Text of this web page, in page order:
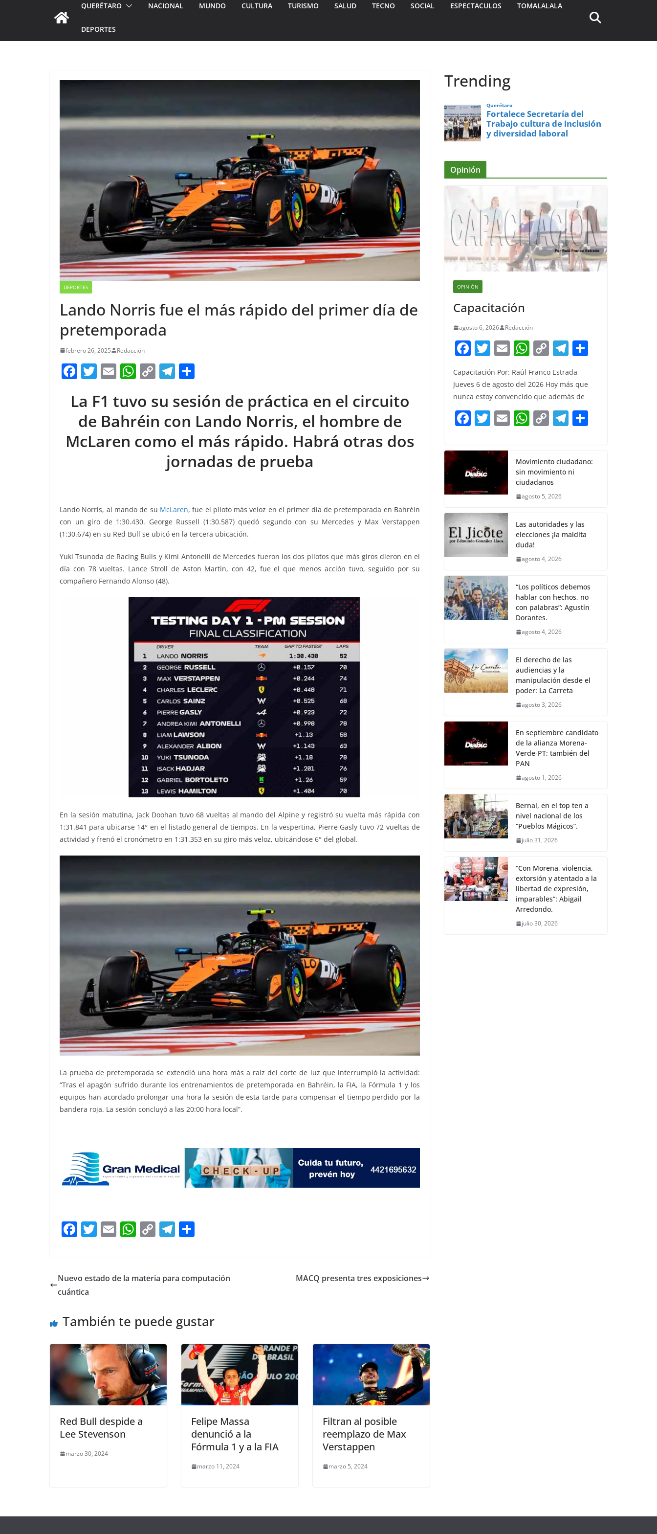
QUERÉTARO NACIONAL MUNDO CULTURA TURISMO SALUD TECNO SOCIAL ESPECTACULOS TOMALALALA
DEPORTES
DEPORTES
Lando Norris fue el más rápido del primer día de
pretemporada
febrero 26, 2025 Redacción
F
a
c
e
b
o
T
w
itt
er
E
m
ai
l
W
h
at
s
A
p
C
o
p
y
Li
n
T
el
e
gr
a
m
ar
e
La F1 tuvo su sesión de práctica en el circuito
de Bahréin con Lando Norris, el hombre de
McLaren como el más rápido. Habrá otras dos
jornadas de prueba
Lando Norris, al mando de su McLaren, fue el piloto más veloz en el primer día de pretemporada en Bahréin
con un giro de 1:30.430. George Russell (1:30.587) quedó segundo con su Mercedes y Max Verstappen
(1:30.674) en su Red Bull se ubicó en la tercera ubicación.
Yuki Tsunoda de Racing Bulls y Kimi Antonelli de Mercedes fueron los dos pilotos que más giros dieron en el
día con 78 vueltas. Lance Stroll de Aston Martin, con 42, fue el que menos acción tuvo, seguido por su
compañero Fernando Alonso (48).
En la sesión matutina, Jack Doohan tuvo 68 vueltas al mando del Alpine y registró su vuelta más rápida con
1:31.841 para ubicarse 14° en el listado general de tiempos. En la vespertina, Pierre Gasly tuvo 72 vueltas de
actividad y frenó el cronómetro en 1:31.353 en su giro más veloz, ubicándose 6° del global.
La prueba de pretemporada se extendió una hora más a raíz del corte de luz que interrumpió la actividad:
“Tras el apagón sufrido durante los entrenamientos de pretemporada en Bahréin, la FIA, la Fórmula 1 y los
equipos han acordado prolongar una hora la sesión de esta tarde para compensar el tiempo perdido por la
bandera roja. La sesión concluyó a las 20:00 hora local”.
F
e
b
o
k
T
er
E
l
W
s
p
C
y
k
T
gr e
Nuevo estado de la materia para computación
cuántica
MACQ presenta tres exposiciones
También te puede gustar
Red Bull despide a
Lee Stevenson
marzo 30, 2024
Felipe Massa
denunció a la
Fórmula 1 y a la FIA
marzo 11, 2024
Filtran al posible
reemplazo de Max
Verstappen
marzo 5, 2024
Trending
Querétaro
Fortalece Secretaría del
Trabajo cultura de inclusión
y diversidad laboral
Opinión
OPINIÓN
Capacitación
agosto 6, 2026 Redacción
F
a
c
e
b
o
k
T
itt
er
E
m
ai
l
W
at
s
A
p
C
p
y
Li
n
T
el
e
gr
a
m
Capacitación Por: Raúl Franco Estrada
Jueves 6 de agosto del 2026 Hoy más que
nunca estoy convencido que además de
F
c
e
b
o
o
k
T
itt
er
E W
s
A
p
C
y
Li
n
T
gr
a
e
Movimiento ciudadano:
sin movimiento ni
ciudadanos
agosto 5, 2026
Las autoridades y las
elecciones ¡la maldita
duda!
agosto 4, 2026
“Los políticos debemos
hablar con hechos, no
con palabras”: Agustín
Dorantes.
agosto 4, 2026
El derecho de las
audiencias y la
manipulación desde el
poder: La Carreta
agosto 3, 2026
En septiembre candidato
de la alianza Morena-
Verde-PT; también del
PAN
agosto 1, 2026
Bernal, en el top ten a
nivel nacional de los
“Pueblos Mágicos”.
julio 31, 2026
“Con Morena, violencia,
extorsión y atentado a la
libertad de expresión,
imparables”: Abigail
Arredondo.
julio 30, 2026